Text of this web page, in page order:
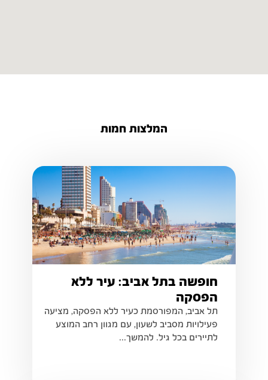
המלצות חמות
חופשה בתל אביב: עיר ללא
הפסקה
תל אביב, המפורסמת כעיר ללא הפסקה, מציעה
פעילויות מסביב לשעון, עם מגוון רחב המוצע
לתיירים בכל גיל. להמשך...